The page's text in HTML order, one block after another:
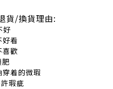
貨/換貨理由:
看
歡
的微瑕
瑕疵